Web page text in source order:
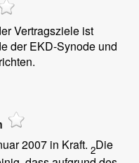
Vertragsziele ist
der EKD-Synode und
2007 in Kraft. 2Die